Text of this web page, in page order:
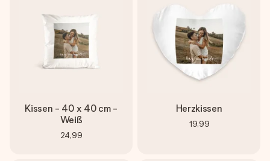
Kissen - 40 x 40 cm -
Weiß
24,99
Herzkissen
19,99